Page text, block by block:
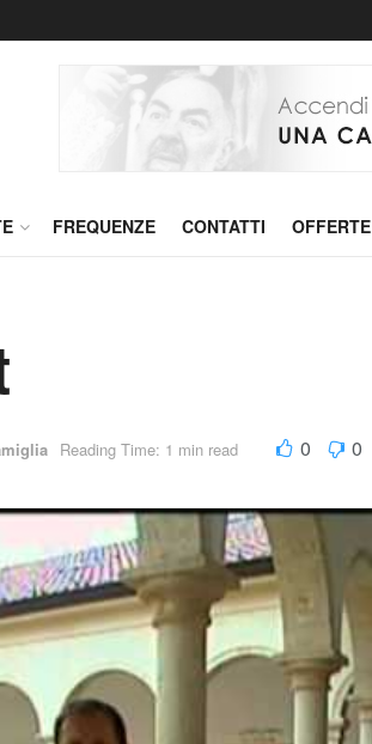
FREQUENZE CONTATTI OFFERTE
Reading Time: 1 min read 0 0